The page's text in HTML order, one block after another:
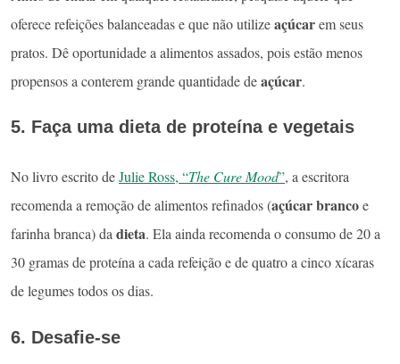
oferece refeições balanceadas e que não utilizeaçúcarem seus
pratos. Dê oportunidade a alimentos assados, pois estão menos
propensos a conterem grande quantidade deaçúcar.
5. Faça uma dieta de proteína e vegetais
No livro escrito deJulie Ross, “The Cure Mood”, a escritora
recomenda a remoção de alimentos refinados (açúcar brancoe
farinha branca) dadieta. Ela ainda recomenda o consumo de 20 a
30 gramas de proteína a cada refeição e de quatro a cinco xícaras
de legumes todos os dias.
6. Desafie-se